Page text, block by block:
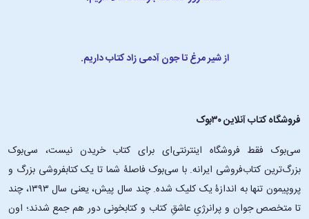
از شیر مرغ تا جون آدمی زاد کتاب داریم.
فروشگاه کتاب آنلاین ۳۰بوک
سی‌بوک فقط فروشگاه اینترنتی‌ای برای کتاب خریدن نیست، سی‌بوک
بزرگ‌ترین کتاب‌فروشی ایرانه. با سی‌بوک فاصلۀ شما تا یک کتابفروشی بزرگ و
پروپیمون تنها به اندازۀ یک کلیک شده. چند سال پیش، یعنی سال ۱۳۹۳، چند
تا متخصص جوان و پرانرژیِ عاشقِ کتاب و کتابخونی دور هم جمع شدند؛ اون‌